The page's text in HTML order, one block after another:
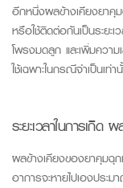
อีกหนึ่งผลข้างเคียงยาคุ
หรือใช้ติดต่อกันเป็นระยะ
โพรงมดลูก และเพิ่มคว
ใช้เฉพาะในกรณีจำเป็นเท่า
ระยะเวลาในการเกิด
ผลข้างเคียงของยาคุมฉุก
อาการจะหายไปเองประม